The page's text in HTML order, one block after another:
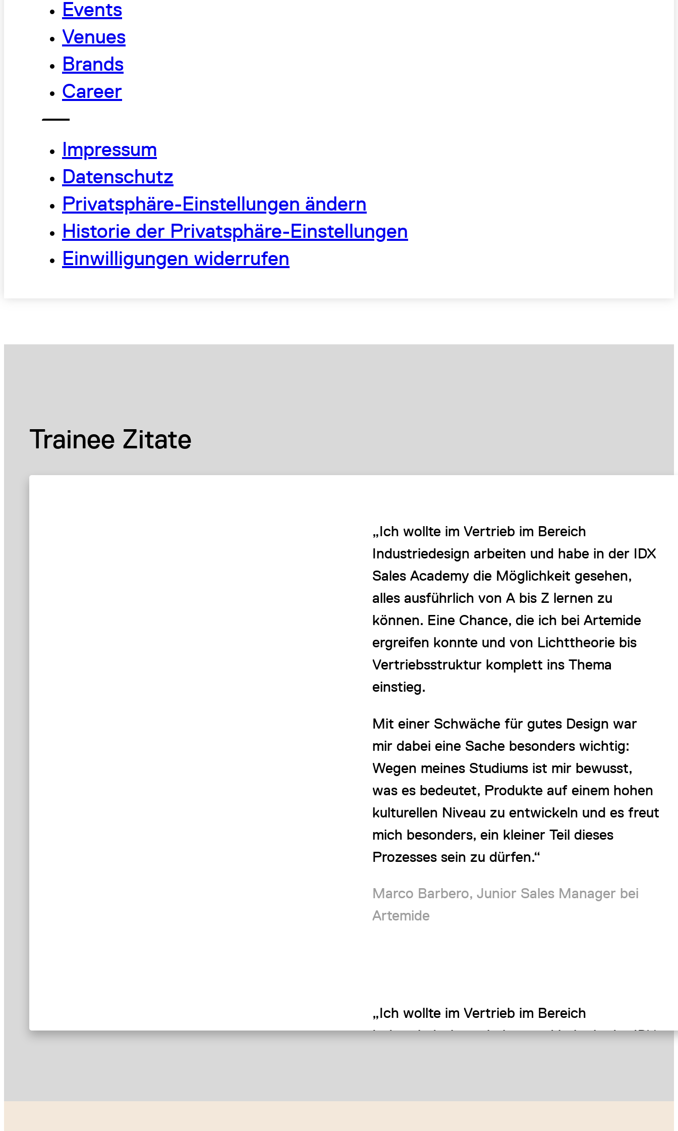
Events
Venues
Brands
Career
Impressum
Datenschutz
Privatsphäre-Einstellungen ändern
Historie der Privatsphäre-Einstellungen
Einwilligungen widerrufen
Trainee Zitate
„Ich wollte im Vertrieb im Bereich
Industriedesign arbeiten und habe in der IDX
Sales Academy die Möglichkeit gesehen,
alles ausführlich von A bis Z lernen zu
können. Eine Chance, die ich bei Artemide
ergreifen konnte und von Lichttheorie bis
Vertriebsstruktur komplett ins Thema
einstieg.
Mit einer Schwäche für gutes Design war
mir dabei eine Sache besonders wichtig:
Wegen meines Studiums ist mir bewusst,
was es bedeutet, Produkte auf einem hohen
kulturellen Niveau zu entwickeln und es freut
mich besonders, ein kleiner Teil dieses
Prozesses sein zu dürfen.“
Marco Barbero, Junior Sales Manager bei
Artemide
„Ich wollte im Vertrieb im Bereich
Industriedesign arbeiten und habe in der IDX
können. Eine Chance, die ich bei Artemide